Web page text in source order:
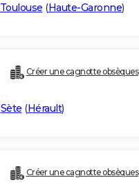
Toulouse (Haute-Garonne)
Créer une cagnotte obsèques
Sète (Hérault)
Créer une cagnotte obsèques